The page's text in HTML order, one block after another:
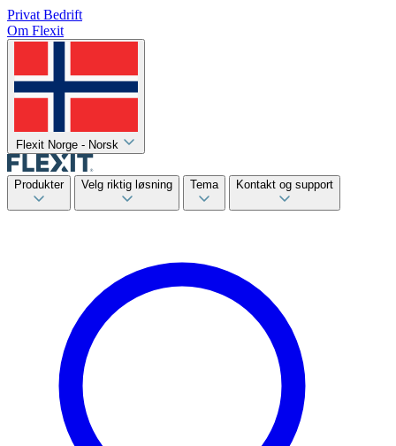
Privat Bedrift
Om Flexit
Flexit Norge - Norsk
Produkter Velg riktig løsning Tema Kontakt og support